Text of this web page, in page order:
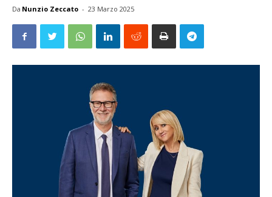
Da Nunzio Zeccato - 23 Marzo 2025